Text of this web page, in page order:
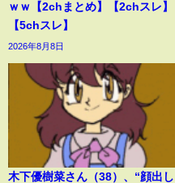
ｗｗ【2chまとめ】【2chスレ】
【5chスレ】
2026年8月8日
木下優樹菜さん（38）、“顔出し